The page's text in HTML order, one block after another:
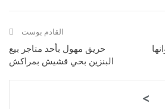
القادم بوست
حريق مهول بأحد متاجر بيع
البنزين بحي قشيش بمراكش